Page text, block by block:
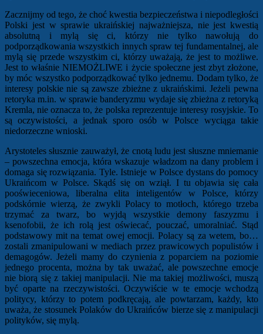
Zacznijmy od tego, że choć kwestia bezpieczeństwa i niepodległości
Polski jest w sprawie ukraińskiej najważniejsza, nie jest kwestią
absolutną i mylą się ci, którzy nie tylko nawołują do
podporządkowania wszystkich innych spraw tej fundamentalnej, ale
mylą się przede wszystkim ci, którzy uważają, że jest to możliwe.
Jest to właśnie NIEMOŻLIWE i życie społeczne jest zbyt złożone,
by móc wszystko podporządkować tylko jednemu. Dodam tylko, że
interesy polskie nie są zawsze zbieżne z ukraińskimi. Jeżeli pewna
retoryka m.in. w sprawie banderyzmu wydaje się zbieżna z retoryką
Kremla, nie oznacza to, że polska reprezentuje interesy rosyjskie. To
są oczywistości, a jednak sporo osób w Polsce wyciąga takie
niedorzeczne wnioski.
Arystoteles słusznie zauważył, że cnotą ludu jest słuszne mniemanie
– powszechna emocja, która wskazuje władzom na dany problem i
domaga się rozwiązania. Tyle. Istnieje w Polsce dystans do pomocy
Ukraińcom w Polsce. Skądś się on wziął. I tu objawia się cała
pooświeceniowa, liberalna elita inteligentów w Polsce, którzy
podskórnie wierzą, że zwykli Polacy to motłoch, którego trzeba
trzymać za twarz, bo wyjdą wszystkie demony faszyzmu i
ksenofobii, że ich rolą jest oświecać, pouczać, umoralniać. Stąd
podstawowy mit na temat owej emocji. Polacy są za wetem, bo…
zostali zmanipulowani w mediach przez prawicowych populistów i
demagogów. Jeżeli mamy do czynienia z poparciem na poziomie
jednego procenta, można by tak uważać, ale powszechne emocje
nie biorą się z takiej manipulacji. Nie ma takiej możliwości, muszą
być oparte na rzeczywistości. Oczywiście w te emocje wchodzą
politycy, którzy to potem podkręcają, ale powtarzam, każdy, kto
uważa, że stosunek Polaków do Ukraińców bierze się z manipulacji
polityków, się mylą.